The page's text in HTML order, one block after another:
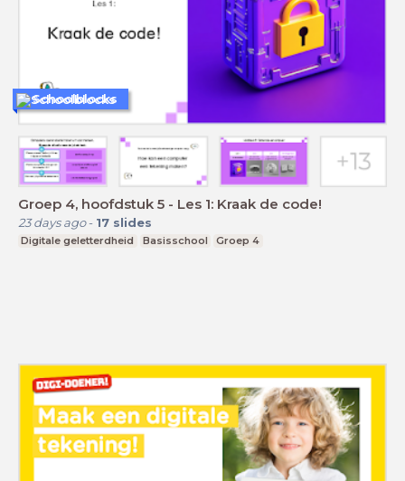
Groep 4, hoofdstuk 5 - Les 1: Kraak de code!
23 days ago- 17 slides
Digitale geletterdheid Basisschool Groep 4
Schoolblocks